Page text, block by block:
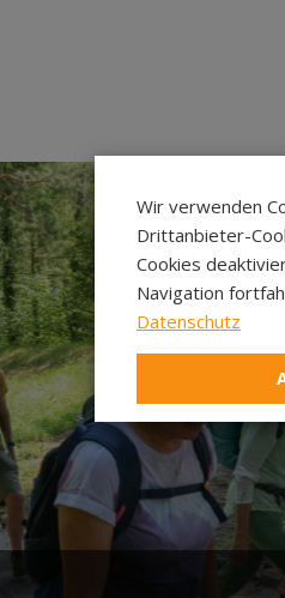
Wir verwenden
Drittanbieter-
Cookies
Navigation
Datenschutz